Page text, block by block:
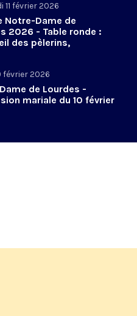
11 février 2026
Notre-Dame de
2026 - Table ronde :
des pèlerins,
février 2026
de Lourdes -
mariale du 10 février